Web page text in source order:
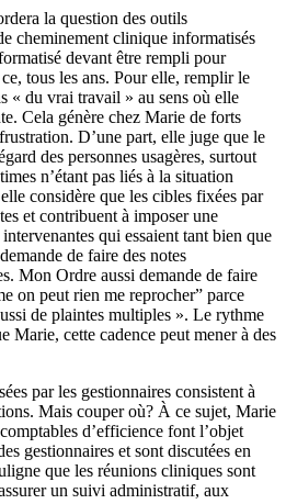
la question des outils
cheminement clinique informatisés
devant être rempli pour
tous les ans. Pour elle, remplir le
« du vrai travail » au sens où elle
Cela génère chez Marie de forts
D’une part, elle juge que le
des personnes usagères, surtout
n’étant pas liés à la situation
considère que les cibles fixées par
et contribuent à imposer une
qui essaient tant bien que
de faire des notes
Mon Ordre aussi demande de faire
on peut rien me reprocher” parce
de plaintes multiples ». Le rythme
Marie, cette cadence peut mener à des
par les gestionnaires consistent à
Mais couper où? À ce sujet, Marie
d’efficience font l’objet
gestionnaires et sont discutées en
que les réunions cliniques sont
un suivi administratif, aux